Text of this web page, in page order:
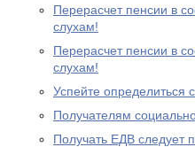
Перерасчет пенсии в
слухам!
Перерасчет пенсии в
слухам!
Успейте определиться
Получателям
Получать ЕДВ следует